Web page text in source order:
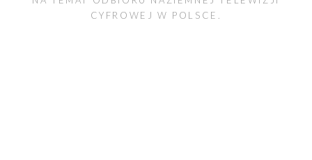
CYFROWEJ W POLSCE.